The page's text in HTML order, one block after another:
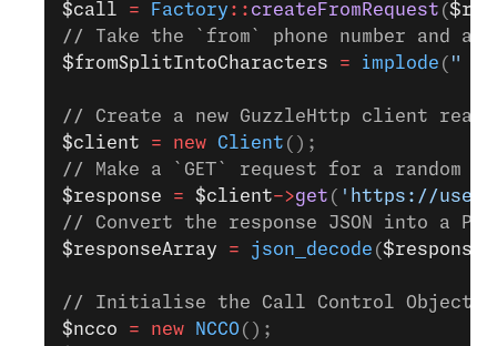
$call = Factory :: createFromRequest (
// Take the `from` phone number and
$fromSplitIntoCharacters = implode ( " "
// Create a new GuzzleHttp client ready
$client = new Client ();
// Make a `GET` request for a random
$response = $client->get ( 'https://
// Convert the response JSON into a
$responseArray = json_decode ($response
// Initialise the Call Control Object
$ncco = new NCCO ();